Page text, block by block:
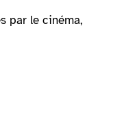
par le cinéma,